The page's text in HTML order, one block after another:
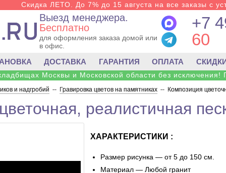
Скидка ЛЕТО. До 7% до 15 августа на все заказы с
Выезд менеджера.
Бесплатно
для оформления заказа домой или
в офис.
+7
60
ДОСТАВКА ГАРАНТИЯ ОПЛАТА
Москвы и Московской области без исключения!
и надгробий -- Гравировка цветов на памятниках -- Композиция
реалистичная
ХАРАКТЕРИСТИКИ :
Размер рисунка — от 5 до 150 см.
Материал — Любой гранит